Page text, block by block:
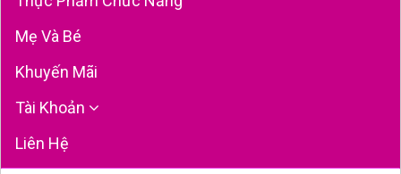
Mẹ Và Bé
Khuyến Mãi
Tài Khoản
Liên Hệ